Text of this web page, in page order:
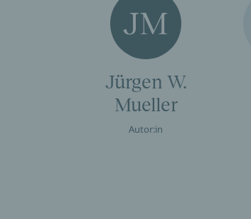
JM
Jürgen W.
Mueller
Autor:in